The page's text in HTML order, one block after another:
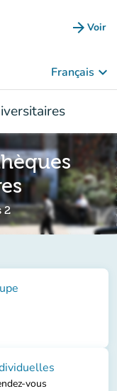
arrow_forward Voir
Français keyboard_arrow_down
2
vous